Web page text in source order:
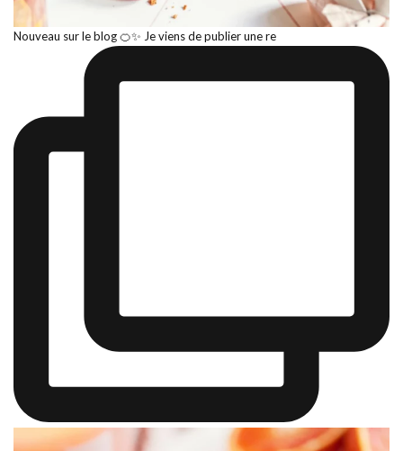
Nouveau sur le blog 🍊✨ Je viens de publier une re